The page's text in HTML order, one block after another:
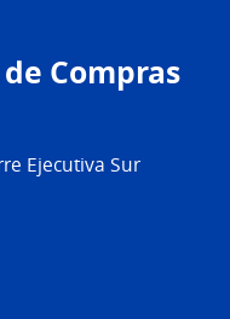
Compras
Ejecutiva Sur